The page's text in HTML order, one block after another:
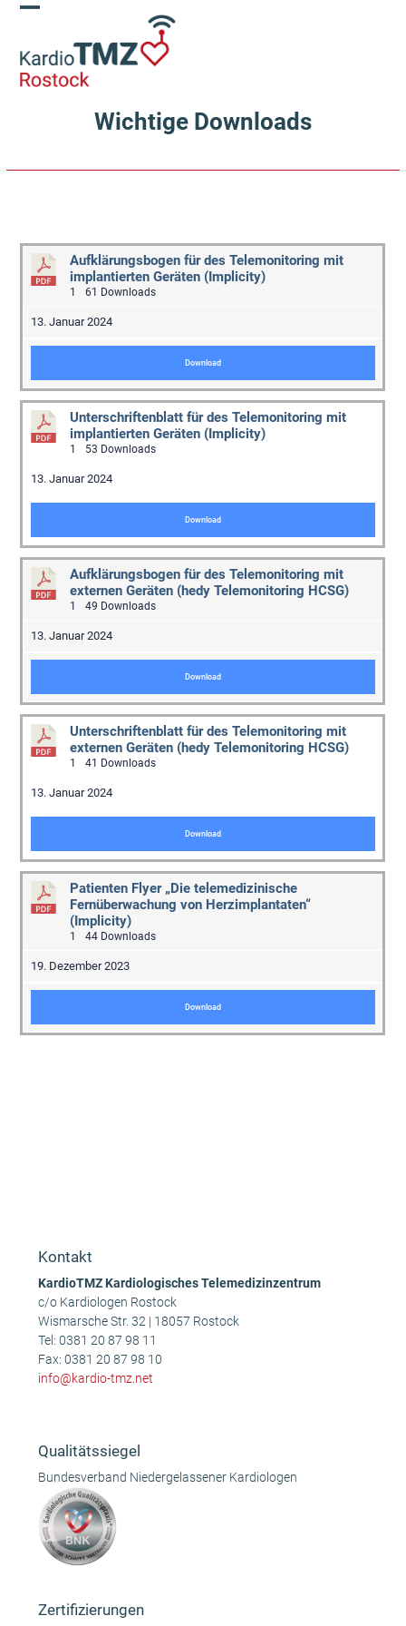
Skip
content
mobile
menu
mobile
menu
Wichtige Downloads
Aufklärungsbogen für des Telemonitoring mit
implantierten Geräten (Implicity)
1 61 Downloads
13. Januar 2024
Download
Unterschriftenblatt für des Telemonitoring mit
implantierten Geräten (Implicity)
1 53 Downloads
13. Januar 2024
Download
Aufklärungsbogen für des Telemonitoring mit
externen Geräten (hedy Telemonitoring HCSG)
1 49 Downloads
13. Januar 2024
Download
Unterschriftenblatt für des Telemonitoring mit
externen Geräten (hedy Telemonitoring HCSG)
1 41 Downloads
13. Januar 2024
Download
Patienten Flyer „Die telemedizinische
Fernüberwachung von Herzimplantaten“
(Implicity)
1 44 Downloads
19. Dezember 2023
Download
Kontakt
KardioTMZ Kardiologisches Telemedizinzentrum
c/o Kardiologen Rostock
Wismarsche Str. 32 | 18057 Rostock
Tel:0381 20 87 98 11
Fax: 0381 20 87 98 10
info@kardio-tmz.net
Qualitätssiegel
Bundesverband Niedergelassener Kardiologen
Zertifizierungen